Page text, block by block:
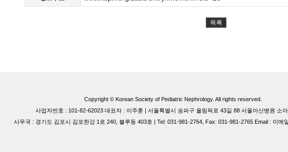
목록
Copyright © Korean Society of Pediatric Nephrology. All rights reserved.
사업자번호 : 101-82-62023 대표자 : 이주훈 | 서울특별시 송파구 올림픽로 43길 88 서울아산병원 소
사무국 : 경기도 김포시 김포한강 1로 240, 블루동 403호 | Tel: 031-981-2764, Fax: 031-981-2765 Email : 이메